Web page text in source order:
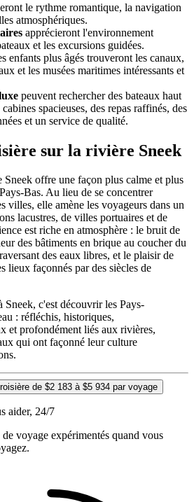
le rythme romantique, la navigation
atmosphériques.
apprécieront l'environnement
et les excursions guidées.
enfants plus âgés trouveront les canaux,
et les musées maritimes intéressants et
peuvent rechercher des bateaux haut
spacieuses, des repas raffinés, des
et un service de qualité.
sur la rivière Sneek
offre une façon plus calme et plus
Bas. Au lieu de se concentrer
villes, elle amène les voyageurs dans un
lacustres, de villes portuaires et de
est riche en atmosphère : le bruit de
des bâtiments en brique au coucher du
des eaux libres, et le plaisir de
lieux façonnés par des siècles de
Sneek, c'est découvrir les Pays-
: réfléchis, historiques,
et profondément liés aux rivières,
qui ont façonné leur culture
de $2 183 à $5 934 par voyage
aider, 24/7
voyage expérimentés quand vous